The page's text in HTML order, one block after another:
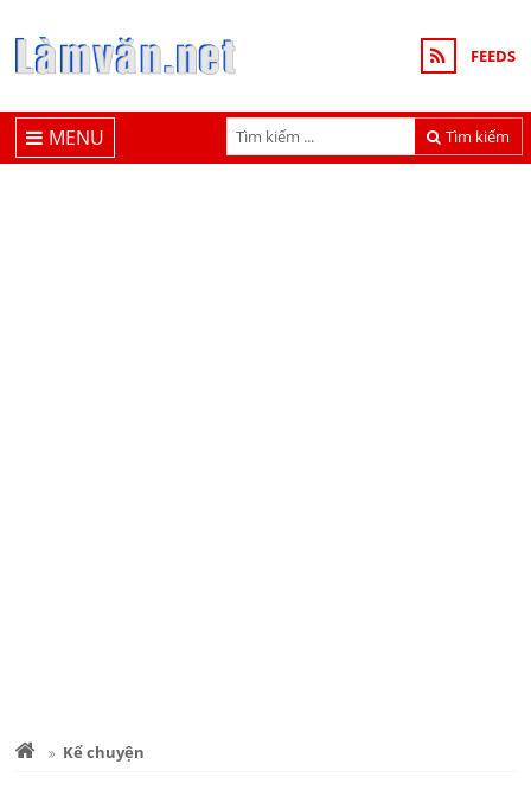
FEEDS
Tìm kiếm
MENU
Kể chuyện